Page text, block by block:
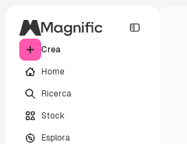
Crea
Home
Ricerca
Stock
Esplora